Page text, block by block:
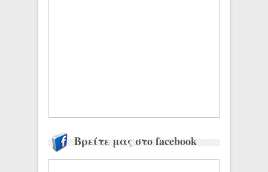
Βρείτε μας στο facebook